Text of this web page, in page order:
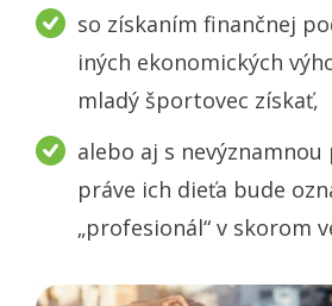
so získaním finančnej
iných ekonomických
mladý športovec získať,
alebo aj s nevýznamnou
práve ich dieťa bude
„profesionál“ v skorom